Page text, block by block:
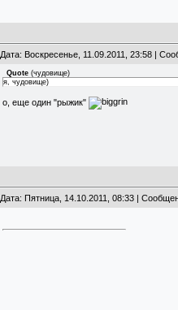
Дата: Воскресенье, 11.09.2011, 23:58 |
Quote (чудовище)
я, чудовище)
о, еще один "рыжик"
Дата: Пятница, 14.10.2011, 08:33 |